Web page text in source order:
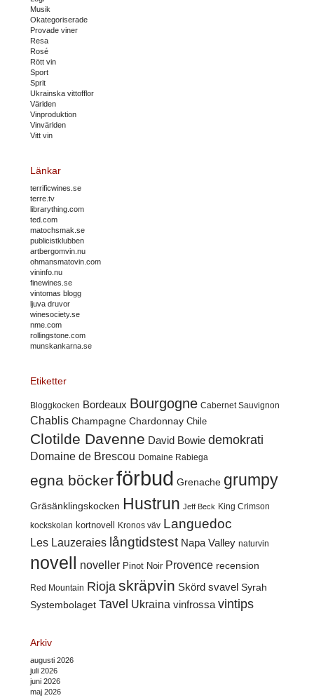
Musik
Okategoriserade
Provade viner
Resa
Rosé
Rött vin
Sport
Sprit
Ukrainska vittofflor
Världen
Vinproduktion
Vinvärlden
Vitt vin
Länkar
terrificwines.se
terre.tv
librarything.com
ted.com
matochsmak.se
publicistklubben
artbergomvin.nu
ohmansmatovin.com
vininfo.nu
finewines.se
vintomas blogg
ljuva druvor
winesociety.se
nme.com
rollingstone.com
munskankarna.se
Etiketter
Bloggkocken Bordeaux Bourgogne Cabernet Sauvignon
Chablis Champagne Chardonnay Chile
Clotilde Davenne David Bowie demokrati
Domaine de Brescou Domaine Rabiega
egna böckerförbud Grenache grumpy
Gräsänklingskocken Hustrun Jeff Beck King Crimson
kockskolan kortnovell Kronos väv Languedoc
Les Lauzeraies långtidstest Napa Valley naturvin
novell noveller Pinot Noir Provence recension
Red Mountain Rioja skräpvin Skörd svavel Syrah
Systembolaget Tavel Ukraina vinfrossa vintips
Arkiv
augusti 2026
juli 2026
juni 2026
maj 2026